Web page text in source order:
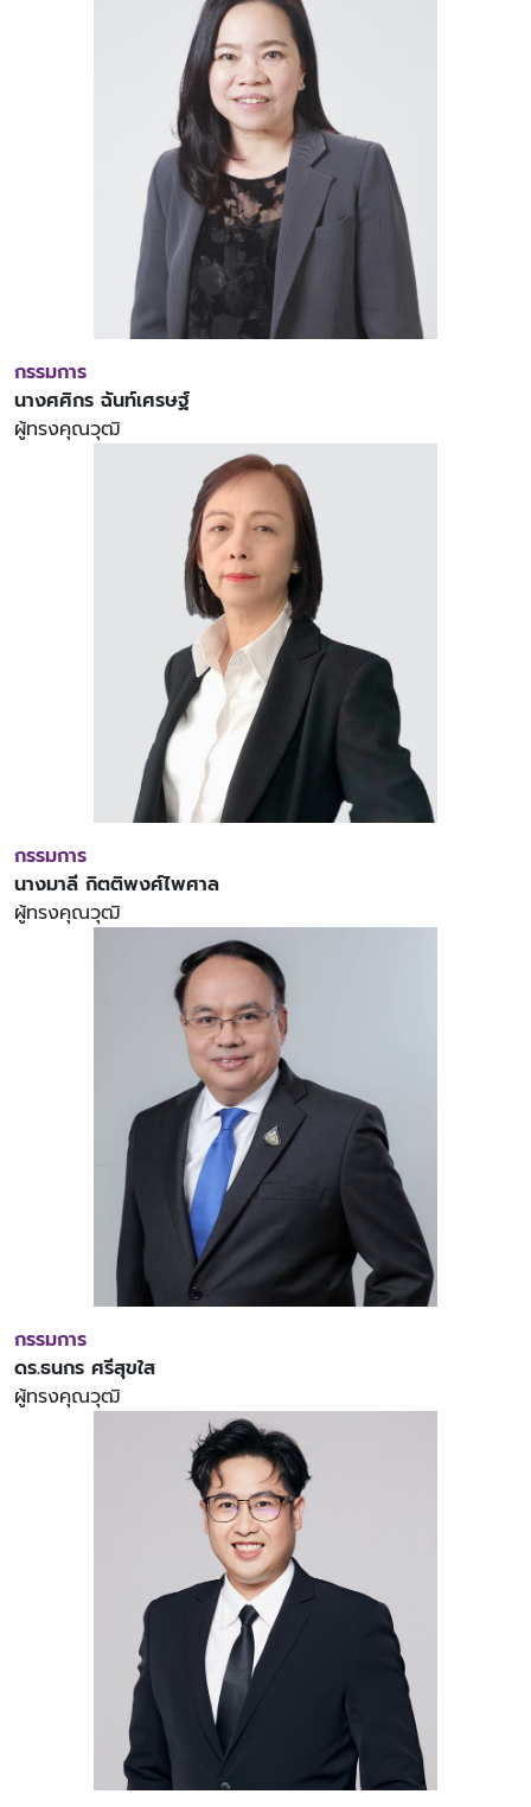
กรรมการ
นางศศิกร ฉันท์เศรษฐ์
ผู้ทรงคุณวุฒิ
กรรมการ
นางมาลี กิตติพงศ์ไพศาล
ผู้ทรงคุณวุฒิ
กรรมการ
ดร.ธนกร ศรีสุขใส
ผู้ทรงคุณวุฒิ